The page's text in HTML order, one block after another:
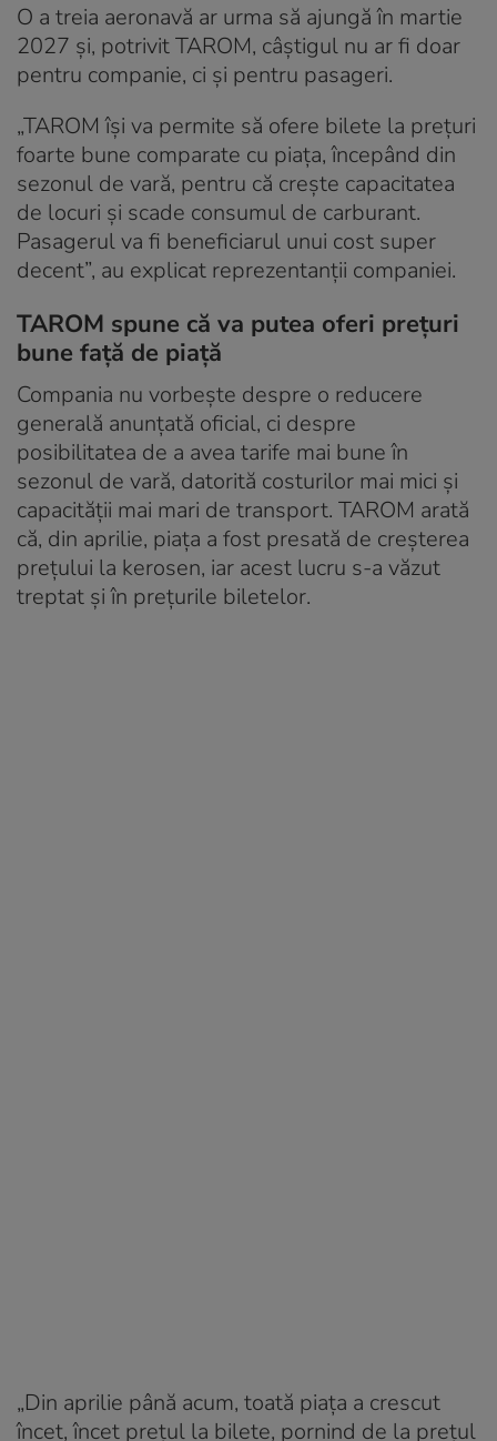
O a treia aeronavă ar urma să ajungă în martie
2027 și, potrivit TAROM, câștigul nu ar fi doar
pentru companie, ci și pentru pasageri.
„TAROM își va permite să ofere bilete la prețuri
foarte bune comparate cu piața, începând din
sezonul de vară, pentru că crește capacitatea
de locuri și scade consumul de carburant.
Pasagerul va fi beneficiarul unui cost super
decent”, au explicat reprezentanții companiei.
TAROM spune că va putea oferi prețuri
bune față de piață
Compania nu vorbește despre o reducere
generală anunțată oficial, ci despre
posibilitatea de a avea tarife mai bune în
sezonul de vară, datorită costurilor mai mici și
capacității mai mari de transport. TAROM arată
că, din aprilie, piața a fost presată de creșterea
prețului la kerosen, iar acest lucru s-a văzut
treptat și în prețurile biletelor.
„Din aprilie până acum, toată piața a crescut
încet, încet prețul la bilete, pornind de la prețul